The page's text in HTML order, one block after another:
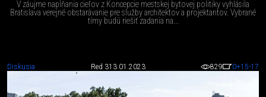
V záujme napĺňania cieľov z Koncepcie mestskej bytovej politiky vyhlásila
Bratislava verejné obstarávanie pre služby architektov a projektantov. Vybrané
tímy budú riešiť zadania na...
Diskusia Red 313.01.2023 829 0+15-17